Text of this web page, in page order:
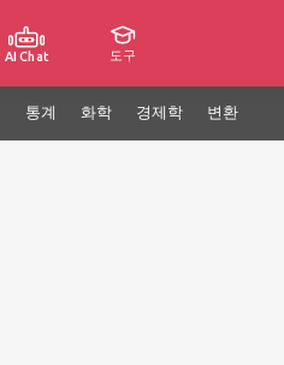
AI Chat 도구
통계 화학 경제학 변환